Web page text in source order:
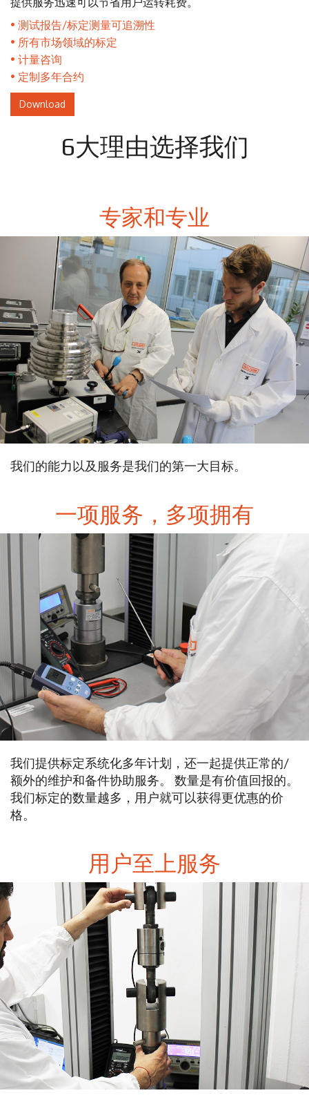
测试报告/标定测量可追溯性
所有市场领域的标定
计量咨询
定制多年合约
Download
6大理由选择我们
专家和专业
我们的能力以及服务是我们的第一大目标。
一项服务，多项拥有
我们提供标定系统化多年计划，还一起提供正常的/
额外的维护和备件协助服务。 数量是有价值回报的。
我们标定的数量越多，用户就可以获得更优惠的价
格。
用户至上服务